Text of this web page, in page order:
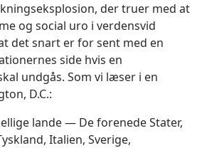
der truer med at
og social uro i verdensvid
det snart er for sent med en
side hvis en
undgås. Som vi læser i en
D.C.:
lande — De forenede Stater,
Italien, Sverige,